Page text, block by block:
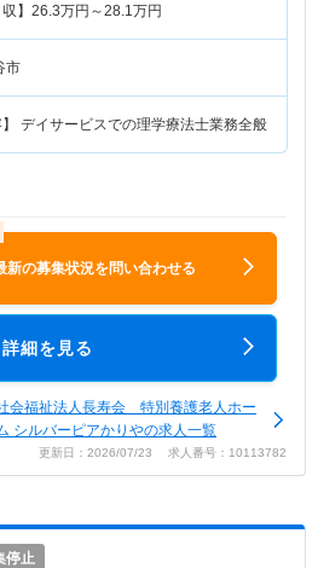
】 26.3万円～28.1万円
市
】 デイサービスでの理学療法士業務全般
新の募集状況を問い合わせる
詳細を見る
会福祉法人長寿会 特別養護老人ホー
シルバーピアかりやの求人一覧
更新日：2026/07/23 求人番号：10113782
停止